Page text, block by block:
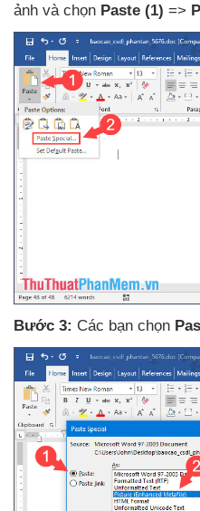
ảnh và chọn Paste (1) =>
Bước 3: Các bạn chọn